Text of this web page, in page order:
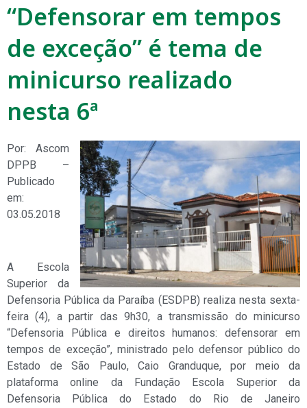
“Defensorar em tempos
de exceção” é tema de
minicurso realizado
nesta 6ª
Por: Ascom
DPPB –
Publicado
em:
03.05.2018
A Escola
Superior da
Defensoria Pública da Paraíba (ESDPB) realiza nesta sexta-
feira (4), a partir das 9h30, a transmissão do minicurso
“Defensoria Pública e direitos humanos: defensorar em
tempos de exceção”, ministrado pelo defensor público do
Estado de São Paulo, Caio Granduque, por meio da
plataforma online da Fundação Escola Superior da
Defensoria Pública do Estado do Rio de Janeiro